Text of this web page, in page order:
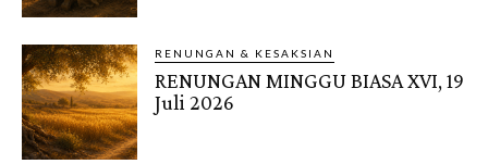
RENUNGAN & KESAKSIAN
RENUNGAN MINGGU BIASA XVI, 19
Juli 2026